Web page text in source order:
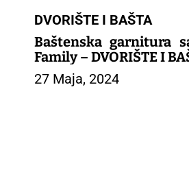
DVORIŠTE I BAŠTA
Baštenska garnitura
Family – DVORIŠTE I
27 Maja, 2024